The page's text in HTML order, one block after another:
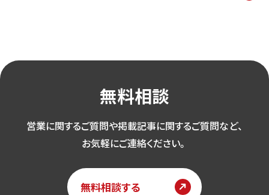
無料相談
営業に関するご質問や掲載記事に関するご質問など、
お気軽にご連絡ください。
無料相談する